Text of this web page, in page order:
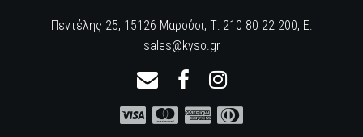
Πεντέλης 25, 15126 Μαρούσι, Τ: 210 80 22 200, E:
sales@kyso.gr